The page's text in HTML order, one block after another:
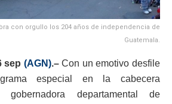
con orgullo los 204 años de independencia de
Guatemala.
sep (AGN).–Con un emotivo desfile
especial en la cabecera
gobernadora departamental de